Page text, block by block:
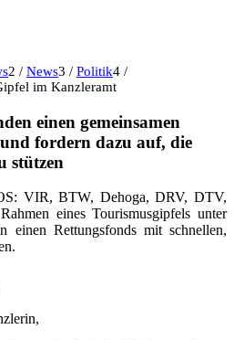
2 / News3 / Politik4 /
im Kanzleramt
einen gemeinsamen
fordern dazu auf, die
stützen
VIR, BTW, Dehoga, DRV, DTV,
eines Tourismusgipfels unter
einen Rettungsfonds mit schnellen,